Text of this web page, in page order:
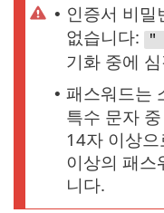
• 인증서 비밀
없습니다:
"
기화 중에
• 패스워드는
특수 문자
14자 이상
이상의 패스
니다.